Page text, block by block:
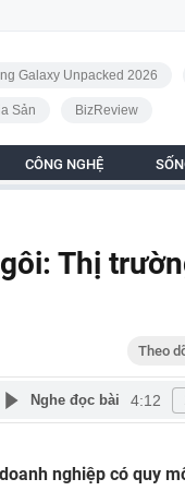
Galaxy Unpacked 2026
Sản BizReview
CÔNG NGHỆ
Thị
Theo
Nghe đọc bài 4:12
nghiệp có quy